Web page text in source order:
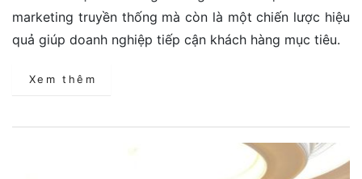
marketing truyền thống mà còn là một chiến lược hiệu
quả giúp doanh nghiệp tiếp cận khách hàng mục tiêu.
Xem thêm